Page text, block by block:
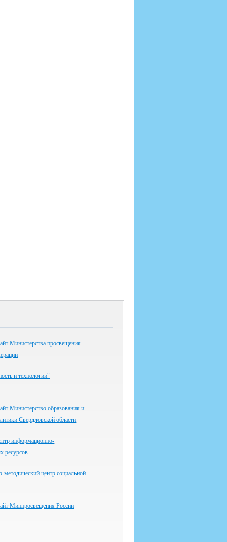
Министерства просвещения
и технологии"
Министерство образования и
Свердловской области
информационно-
ресурсов
методический центр социальной
Минпросвещения России